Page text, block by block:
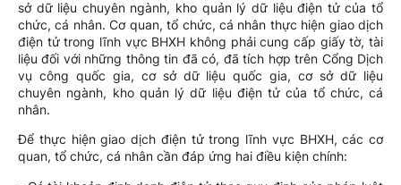
sở dữ liệu chuyên ngành, kho quản lý dữ liệu điện tử của tổ
chức, cá nhân. Cơ quan, tổ chức, cá nhân thực hiện giao dịch
điện tử trong lĩnh vực BHXH không phải cung cấp giấy tờ, tài
liệu đối với những thông tin đã có, đã tích hợp trên Cổng Dịch
vụ công quốc gia, cơ sở dữ liệu quốc gia, cơ sở dữ liệu
chuyên ngành, kho quản lý dữ liệu điện tử của tổ chức, cá
nhân.
Để thực hiện giao dịch điện tử trong lĩnh vực BHXH, các cơ
quan, tổ chức, cá nhân cần đáp ứng hai điều kiện chính: